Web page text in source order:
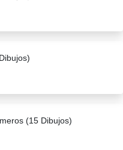
(15 Dibujos)